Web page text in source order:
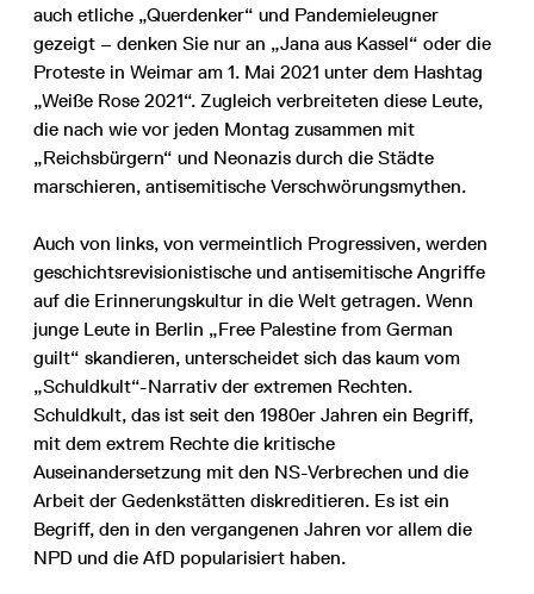
auch etliche „Querdenker“ und Pandemieleugner
gezeigt – denken Sie nur an „Jana aus Kassel“ oder die
Proteste in Weimar am 1. Mai 2021 unter dem Hashtag
„Weiße Rose 2021“. Zugleich verbreiteten diese Leute,
die nach wie vor jeden Montag zusammen mit
„Reichsbürgern“ und Neonazis durch die Städte
marschieren, antisemitische Verschwörungsmythen.
Auch von links, von vermeintlich Progressiven, werden
geschichtsrevisionistische und antisemitische Angriffe
auf die Erinnerungskultur in die Welt getragen. Wenn
junge Leute in Berlin „Free Palestine from German
guilt“ skandieren, unterscheidet sich das kaum vom
„Schuldkult“-Narrativ der extremen Rechten.
Schuldkult, das ist seit den 1980er Jahren ein Begriff,
mit dem extrem Rechte die kritische
Auseinandersetzung mit den NS-Verbrechen und die
Arbeit der Gedenkstätten diskreditieren. Es ist ein
Begriff, den in den vergangenen Jahren vor allem die
NPD und die AfD popularisiert haben.